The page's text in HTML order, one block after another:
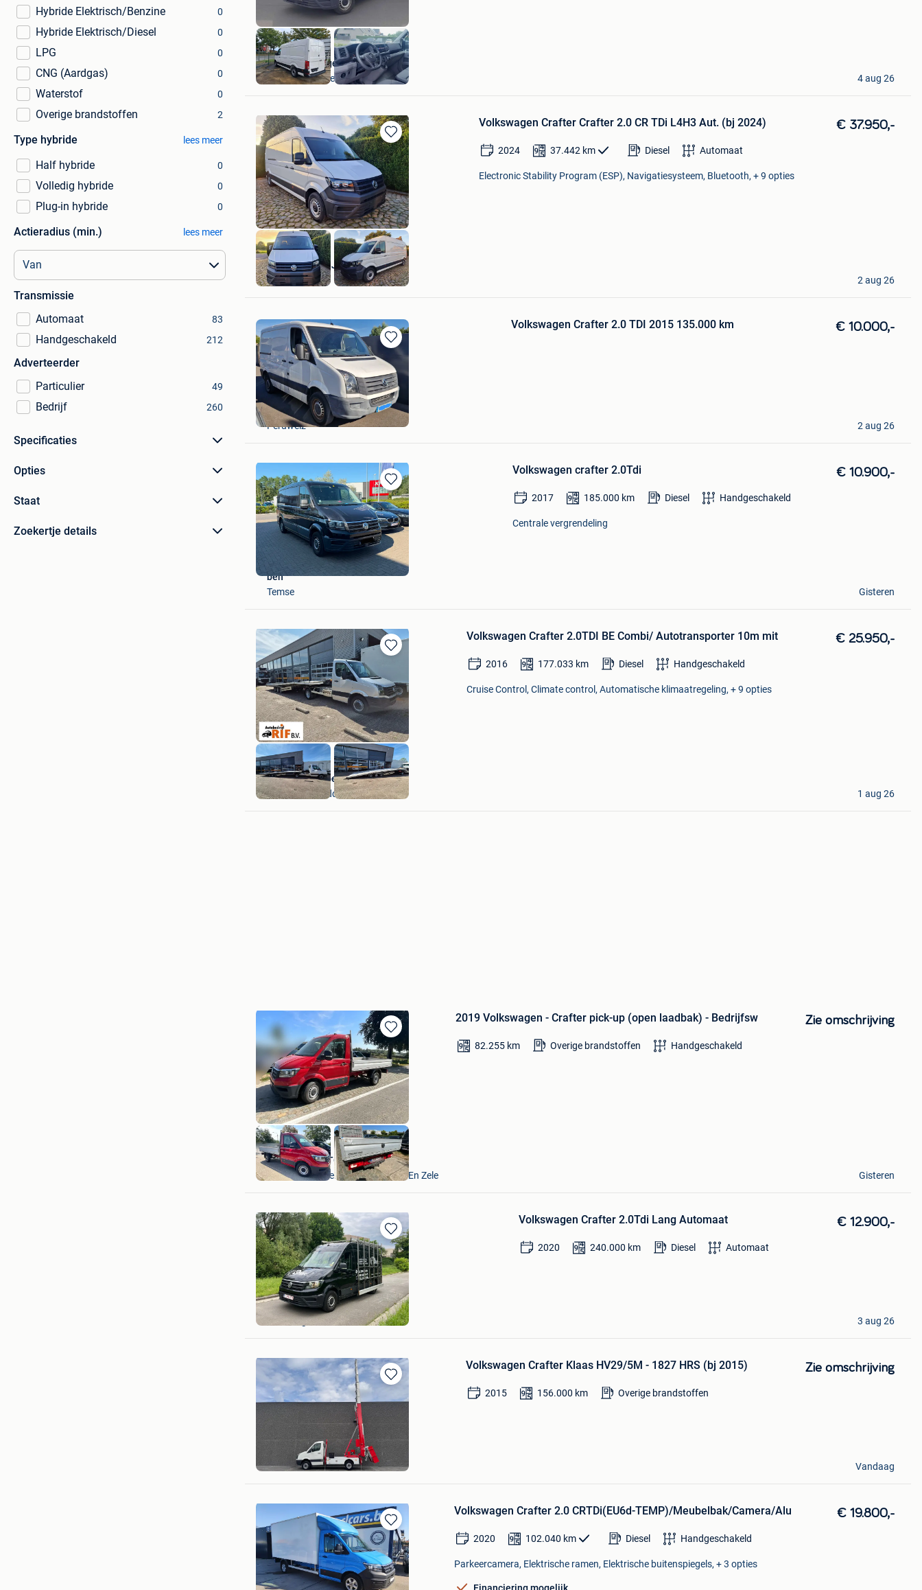
Hybride Elektrisch/Benzine 0
Hybride Elektrisch/Diesel 0
LPG 0
CNG (Aardgas) 0
Waterstof 0
Overige brandstoffen 2
Type hybride lees meer
Half hybride 0
Volledig hybride 0
Plug-in hybride 0
Actieradius (min.) lees meer
Transmissie
Automaat
83
Handgeschakeld 212
Adverteerder
Particulier
49
Bedrijf 260
Specificaties
Opties
Staat
Zoekertje details
Garage Vercruyssen
Belsele
4 aug 26
Bewaren
in
Mijn
Favorieten
Volkswagen Crafter Crafter 2.0 CR TDi L4H3 Aut. (bj 2024) € 37.950,-
2024 37.442 km Diesel Automaat
Electronic Stability Program (ESP), Navigatiesysteem, Bluetooth, + 9 opties
AUTOHANDEL JOS SCREURS
Wellen
2 aug 26
Bewaren
in
Mijn
Favorieten
Volkswagen Crafter 2.0 TDI 2015 135.000 km € 10.000,-
ETS BH MOTORS VIEUX CONDE
Peruwelz
2 aug 26
Bewaren
in
Mijn
Favorieten
Volkswagen crafter 2.0Tdi € 10.900,-
2017 185.000 km Diesel Handgeschakeld
Centrale vergrendeling
ben
Temse
Gisteren
Bewaren
Mijn
Favorieten
Volkswagen Crafter 2.0TDI BE Combi/ Autotransporter 10m mit € 25.950,-
2016 177.033 km Diesel Handgeschakeld
Cruise Control, Climate control, Automatische klimaatregeling, + 9 opties
Autobedrijf Rif B.V.
Hoofddorp
1 aug 26
Bewaren
in
Mijn
Favorieten
2019 Volkswagen - Crafter pick-up (open laadbak) - Bedrijfsw Zie omschrijving
82.255 km Overige brandstoffen Handgeschakeld
VAVATO Auctions
Lokeren+Deel Overmere En Zele
Gisteren
Bewaren
in
Mijn
Favorieten
Volkswagen Crafter 2.0Tdi Lang Automaat € 12.900,-
2020 240.000 km Diesel Automaat
Jef VanHumbeeck
Grimbergen
3 aug 26
Bewaren
in
Mijn
Volkswagen Crafter Klaas HV29/5M - 1827 HRS (bj 2015) Zie omschrijving
2015 156.000 km Overige brandstoffen
Rene Trucks
Heffen
Vandaag
Bewaren
in
Mijn
Favorieten
Volkswagen Crafter 2.0 CRTDi(EU6d-TEMP)/Meubelbak/Camera/Alu € 19.800,-
2020 102.040 km Diesel Handgeschakeld
Parkeercamera, Elektrische ramen, Elektrische buitenspiegels, + 3 opties